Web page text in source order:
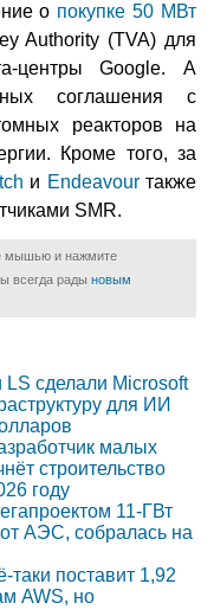
о покупке 50 МВт
Authority (TVA) для
центры Google. А
соглашения с
реакторов на
Кроме того, за
и Endeavourтакже
SMR.
мышью и нажмите
всегда рады новым
LS сделали Microsoft
для ИИ
малых
строительство
году
11-ГВт
АЭС, собралась на
поставит 1,92
AWS, но